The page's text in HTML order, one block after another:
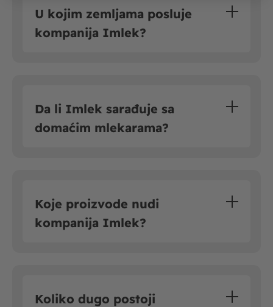
U kojim zemljama posluje
kompanija Imlek?
Da li Imlek sarađuje sa
domaćim mlekarama?
Koje proizvode nudi
kompanija Imlek?
Koliko dugo postoji